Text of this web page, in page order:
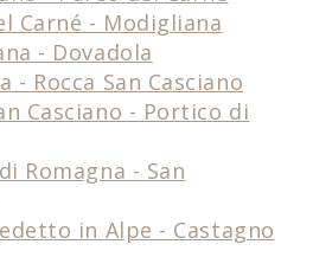
Carné - Modigliana
- Dovadola
- Rocca San Casciano
Casciano - Portico di
Romagna - San
in Alpe - Castagno